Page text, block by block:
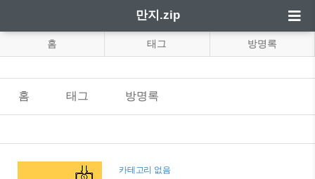
만지.zip
홈 태그 방명록
홈 태그 방명록
카테고리 없음